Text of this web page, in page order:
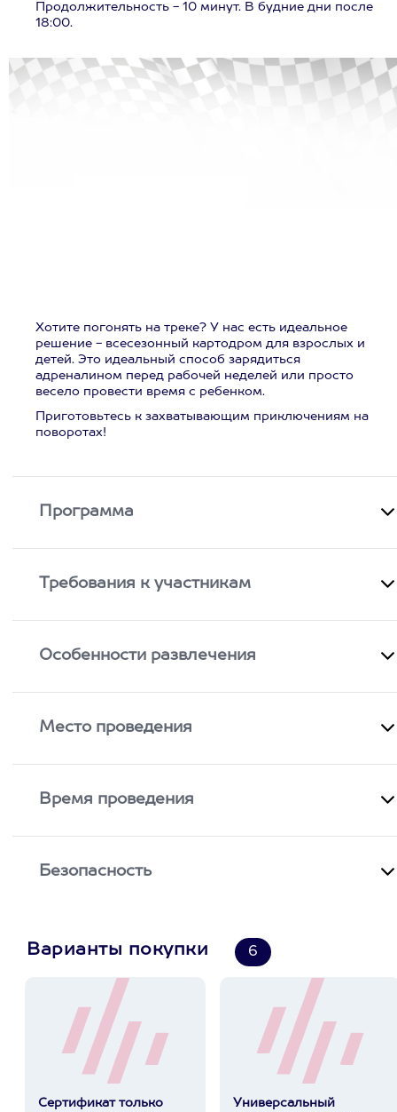
Продолжительность - 10 минут. В будние дни после
18:00.
Хотите погонять на треке? У нас есть идеальное
решение - всесезонный картодром для взрослых и
детей. Это идеальный способ зарядиться
адреналином перед рабочей неделей или просто
весело провести время с ребенком.
Приготовьтесь к захватывающим приключениям на
поворотах!
Программа
Требования к участникам
Особенности развлечения
Место проведения
Время проведения
Безопасность
Варианты покупки 6
Сертификат только
Универсальный